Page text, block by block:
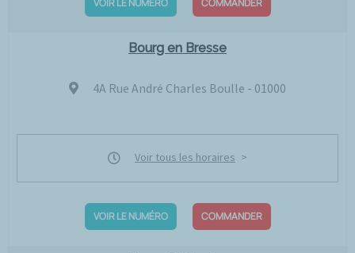
VOIR LE NUMÉRO COMMANDER
Bourg en Bresse
4A Rue André Charles Boulle - 01000
Voir tous les horaires
VOIR LE NUMÉRO COMMANDER